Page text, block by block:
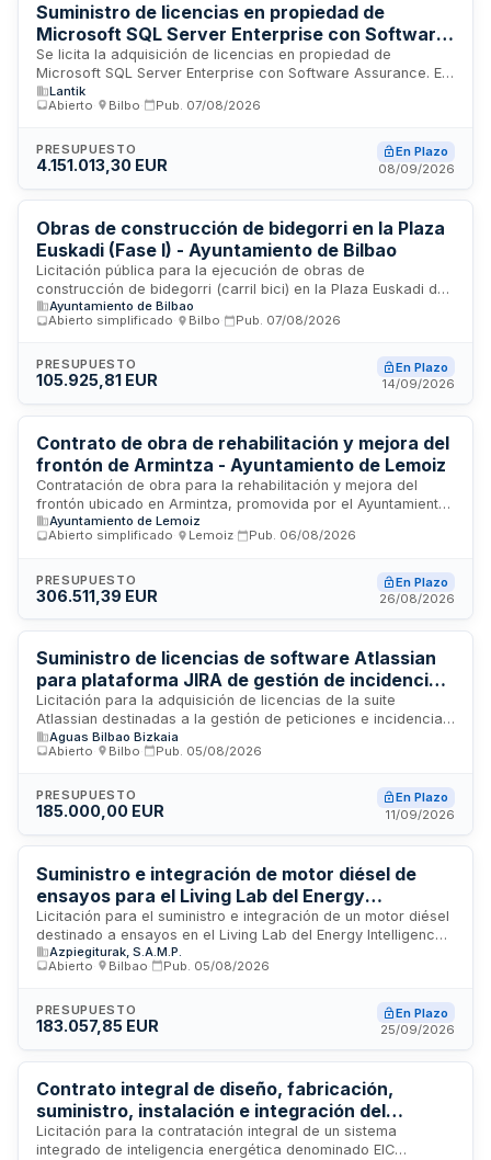
Suministro de licencias en propiedad de
Microsoft SQL Server Enterprise con Software
Assurance
Se licita la adquisición de licencias en propiedad de
Microsoft SQL Server Enterprise con Software Assurance. El
contrato tiene una duración de tres años desde su firma, con
un plazo de entrega de cinco días tras la petición de
económico de menor precio. El valor estimado del contrato
asciende a 4.151.013,30 euros sin IVA.
Lantik
Abierto
Bilbo Pub. 07/08/2026
PRESUPUESTO
4.151.013,30 EUR
En Plazo
08/09/2026
Obras de construcción de bidegorri en la Plaza
Euskadi (Fase I) - Ayuntamiento de Bilbao
Licitación pública para la ejecución de obras de
construcción de bidegorri (carril bici) en la Plaza Euskadi de
Bilbao, correspondiente a la primera fase del proyecto. El
Ayuntamiento de Bilbao, a través de la Concejalía Delegada
destinadas a mejorar la accesibilidad y movilidad sostenible
en el espacio público. El proyecto incluye la preparación del
acabados necesarios para la puesta en funcionamiento del
carril bici.
Ayuntamiento de Bilbao
Abierto simplificado
Bilbo Pub. 07/08/2026
PRESUPUESTO
105.925,81 EUR
En Plazo
14/09/2026
Contrato de obra de rehabilitación y mejora del
frontón de Armintza - Ayuntamiento de Lemoiz
Contratación de obra para la rehabilitación y mejora del
frontón ubicado en Armintza, promovida por el Ayuntamiento
de Lemoiz. Se trata de un contrato de construcción que
incluye trabajos de reparación y acondicionamiento de la
abierto simplificado, evaluando múltiples criterios técnicos y
económicos. La ejecución se realizará mediante precios
edificaciones y estructuras metálicas.
Ayuntamiento de Lemoiz
Abierto simplificado
Lemoiz Pub. 06/08/2026
PRESUPUESTO
306.511,39 EUR
En Plazo
26/08/2026
Suministro de licencias de software Atlassian
para plataforma JIRA de gestión de incidencias
en el Consorcio de Aguas Bilbao Bizkaia
Licitación para la adquisición de licencias de la suite
Atlassian destinadas a la gestión de peticiones e incidencias
a través del portal JIRA en los departamentos del Consorcio
de Aguas Bilbao Bizkaia. El contrato se tipifica como
Público. Las proposiciones que superen el presupuesto
máximo de licitación serán desechadas. El adjudicatario
gastos de cumplimiento y tributos aplicables, excluido el IVA.
Aguas Bilbao Bizkaia
Abierto
Bilbo Pub. 05/08/2026
PRESUPUESTO
185.000,00 EUR
En Plazo
11/09/2026
Suministro e integración de motor diésel de
ensayos para el Living Lab del Energy
Intelligence Center
Licitación para el suministro e integración de un motor diésel
destinado a ensayos en el Living Lab del Energy Intelligence
Center. El contrato incluye la entrega, instalación e
integración completa del equipo conforme a las
corre a cargo de AZPIEGITURAK, S.A.M.P., y el objeto se rige
por normas de derecho privado con aplicación de la Ley de
Azpiegiturak, S.A.M.P.
Abierto
Bilbao Pub. 05/08/2026
PRESUPUESTO
183.057,85 EUR
En Plazo
25/09/2026
Contrato integral de diseño, fabricación,
suministro, instalación e integración del
Sistema de Inteligencia Energética EIC Fullscale
- AZPIEGITURAK
Licitación para la contratación integral de un sistema
integrado de inteligencia energética denominado EIC